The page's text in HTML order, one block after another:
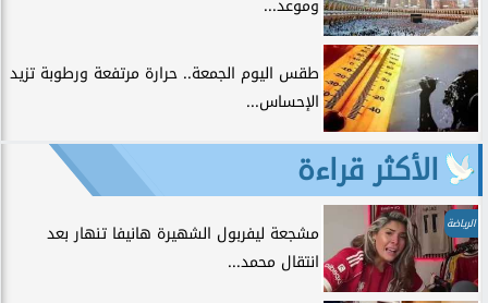
طقس اليوم الجمعة.. حرارة مرتفعة ورطوبة تزيد
الإحساس...
الأكثر قراءة
الرياضة
مشجعة ليفربول الشهيرة هانيفا تنهار بعد
انتقال محمد...